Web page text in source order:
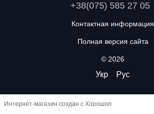
+38(075) 585 27 05
Контактная информация
Полная версия сайта
© 2026
Укр Рус
Интернет-магазин создан с Хорошоп